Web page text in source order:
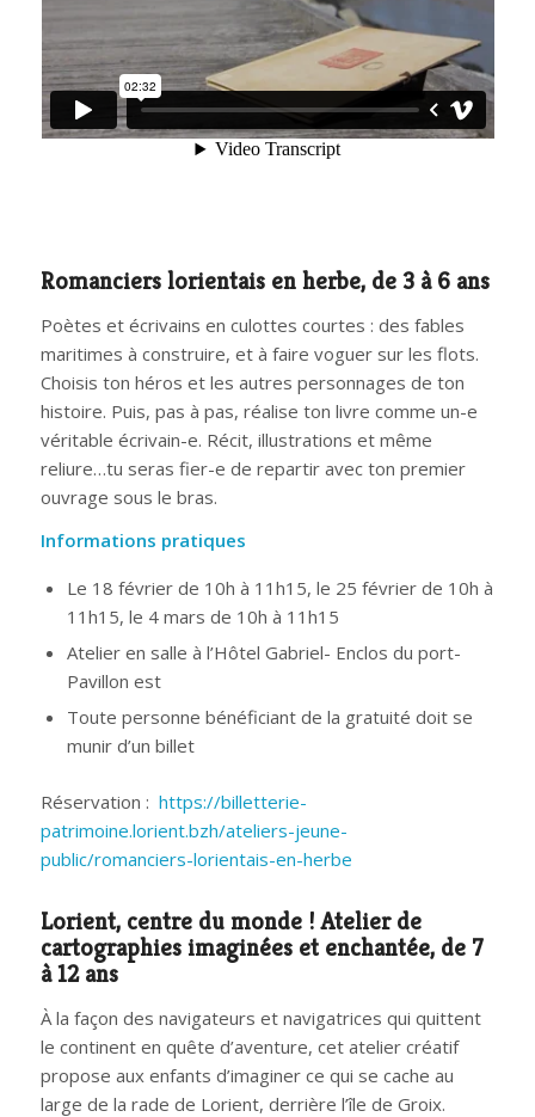
Romanciers lorientais en herbe, de 3 à 6 ans
Poètes et écrivains en culottes courtes : des fables
maritimes à construire, et à faire voguer sur les flots.
Choisis ton héros et les autres personnages de ton
histoire. Puis, pas à pas, réalise ton livre comme un-e
véritable écrivain-e. Récit, illustrations et même
reliure…tu seras fier-e de repartir avec ton premier
ouvrage sous le bras.
Informations pratiques
Le 18 février de 10h à 11h15, le 25 février de 10h à
11h15, le 4 mars de 10h à 11h15
Atelier en salle à l’Hôtel Gabriel- Enclos du port-
Pavillon est
Toute personne bénéficiant de la gratuité doit se
munir d’un billet
Réservation : https://billetterie-
patrimoine.lorient.bzh/ateliers-jeune-
public/romanciers-lorientais-en-herbe
Lorient, centre du monde ! Atelier de
cartographies imaginées et enchantée, de 7
à 12 ans
À la façon des navigateurs et navigatrices qui quittent
le continent en quête d’aventure, cet atelier créatif
propose aux enfants d’imaginer ce qui se cache au
large de la rade de Lorient, derrière l’île de Groix.